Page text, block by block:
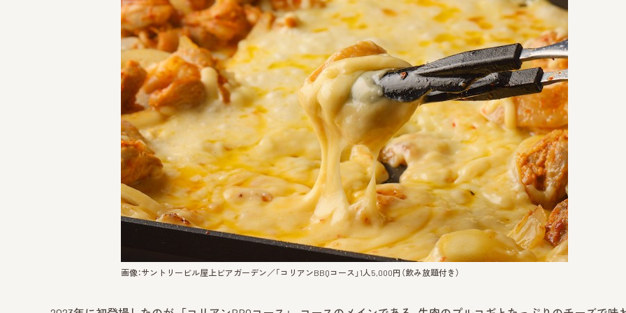
画像：サントリービル屋上ビアガーデン／「コリアンBBQコース」1人5,000円（飲み放題付き）